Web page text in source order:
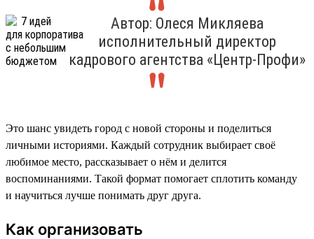
Автор: Олеся Микляева
исполнительный директор
кадрового агентства «Центр-Профи»
Это шанс увидеть город с новой стороны и поделиться
личными историями. Каждый сотрудник выбирает своё
любимое место, рассказывает о нём и делится
воспоминаниями. Такой формат помогает сплотить команду
и научиться лучше понимать друг друга.
Как организовать